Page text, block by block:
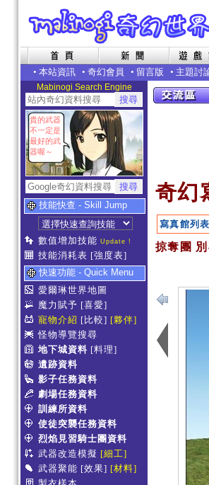
• 本站資訊 • 奇幻會員 • 留言版 • 主題討
Mabinogi Search Engine
貴的武器
不一定是
最好的武
器喔～
技能快查 - Skill Jump
數值增加技能 Update !
技能消耗表 [強度表]
快速功能 - Quick Menu
愛爾琳世界地圖
魔力賦予 [喜愛]
寵物介紹 [比較] [夥伴]
怪物導覽搜尋
地下城資料 [料理]
遺跡資料
影子任務資料
劇場任務資料
訓練所資料
使徒突襲任務資料
烈焰見習騎士團資料
武器改造模擬 [細工]
武器聚能 [效果] [材料]
奇幻
寫真館列表
掠奪團